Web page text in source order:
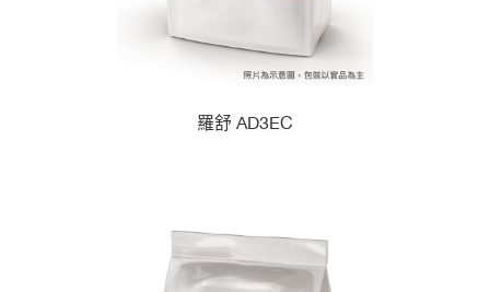
羅舒 AD3EC